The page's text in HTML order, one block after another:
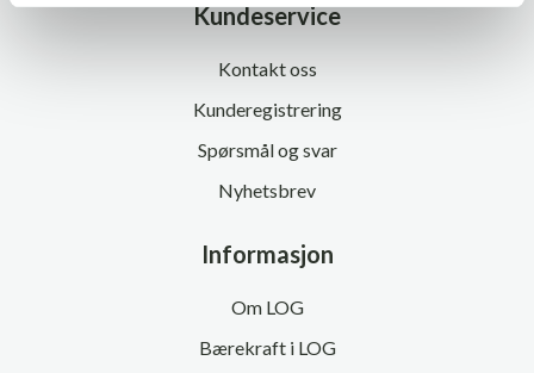
Kundeservice
Kontakt oss
Kunderegistrering
Spørsmål og svar
Nyhetsbrev
Informasjon
Om LOG
Bærekraft i LOG